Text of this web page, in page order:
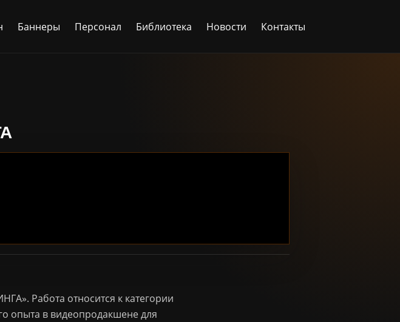
Баннеры Персонал Библиотека Новости Контакты
Работа относится к категории
опыта в видеопродакшене для